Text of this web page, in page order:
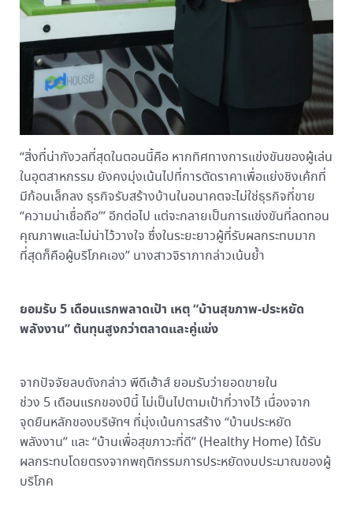
“สิ่งที่น่ากังวลที่สุดในตอนนี้คือ หากทิศทางการแข่งขันของผู้เล่น
ในอุตสาหกรรม ยังคงมุ่งเน้นไปที่การตัดราคาเพื่อแย่งชิงเค้กที่
มีก้อนเล็กลง ธุรกิจรับสร้างบ้านในอนาคตจะไม่ใช่ธุรกิจที่ขาย
“ความน่าเชื่อถือ’” อีกต่อไป แต่จะกลายเป็นการแข่งขันที่ลดทอน
คุณภาพและไม่น่าไว้วางใจ ซึ่งในระยะยาวผู้ที่รับผลกระทบมาก
ที่สุดก็คือผู้บริโภคเอง” นางสาวจิราภากล่าวเน้นย้ำ
ยอมรับ 5 เดือนแรกพลาดเป้า เหตุ “บ้านสุขภาพ-ประหยัด
พลังงาน” ต้นทุนสูงกว่าตลาดและคู่แข่ง
จากปัจจัยลบดังกล่าว พีดีเฮ้าส์ ยอมรับว่ายอดขายใน
ช่วง 5 เดือนแรกของปีนี้ ไม่เป็นไปตามเป้าที่วางไว้ เนื่องจาก
จุดยืนหลักของบริษัทฯ ที่มุ่งเน้นการสร้าง “บ้านประหยัด
พลังงาน” และ “บ้านเพื่อสุขภาวะที่ดี” (Healthy Home) ได้รับ
ผลกระทบโดยตรงจากพฤติกรรมการประหยัดงบประมาณของผู้
บริโภค